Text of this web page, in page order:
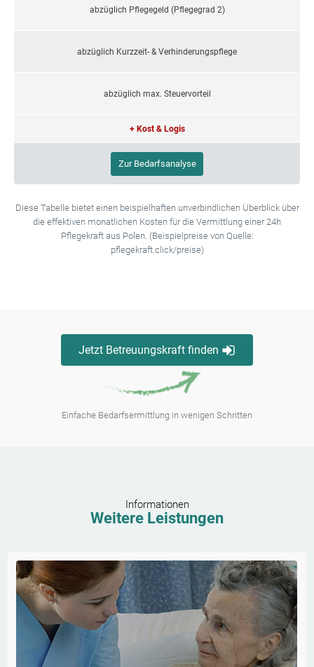
abzüglich Pflegegeld (Pflegegrad 2)
abzüglich Kurzzeit- & Verhinderungspflege
abzüglich max. Steuervorteil
+ Kost & Logis
Zur Bedarfsanalyse
Diese Tabelle bietet einen beispielhaften unverbindlichen Überblick über
die effektiven monatlichen Kosten für die Vermittlung einer 24h
Pflegekraft aus Polen. (Beispielpreise von Quelle:
pflegekraft.click/preise)
Jetzt Betreuungskraft finden
Einfache Bedarfsermittlung in wenigen Schritten
Informationen
Weitere Leistungen